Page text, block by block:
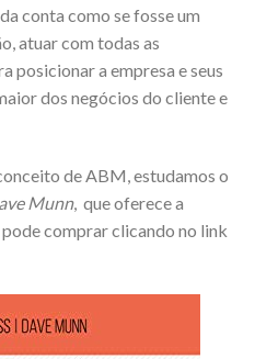
conta como se fosse um
atuar com todas as
posicionar a empresa e seus
dos negócios do cliente e
de ABM, estudamos o
Munn, que oferece a
comprar clicando no link